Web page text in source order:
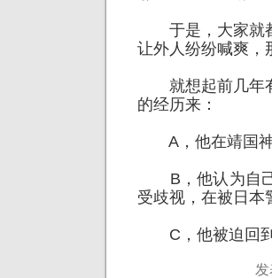
于是，大家就都
让外人纷纷喊爽，
就想起前几年有
的经历来：
A，他在靖国神
B，他认为自己
受歧视，在被日本
C，他被迫回到
发